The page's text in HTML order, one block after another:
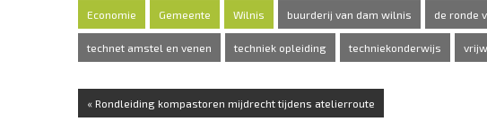
Economie Gemeente Wilnis buurderij van dam wilnis de ronde
technet amstel en venen techniek opleiding techniekonderwijs
« Rondleiding kompastoren mijdrecht tijdens atelierroute